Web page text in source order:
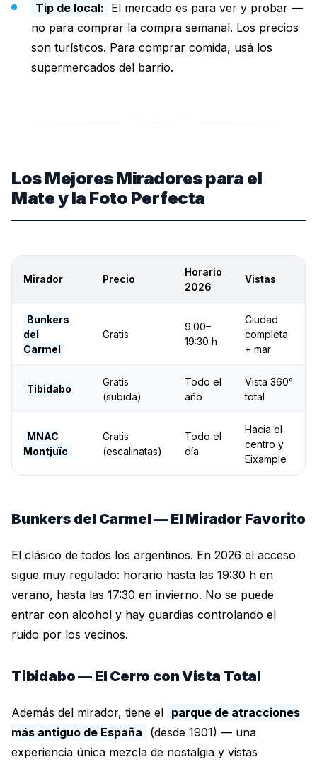
Tip de local: El mercado es para ver y probar —
no para comprar la compra semanal. Los precios
son turísticos. Para comprar comida, usá los
supermercados del barrio.
Los Mejores Miradores para el
Mate y la Foto Perfecta
Mirador Precio
Horario
2026
Vistas
Bunkers
del
Carmel
Gratis
9:00–
19:30 h
Ciudad
completa
+ mar
Tibidabo
Gratis
(subida)
Todo el
año
Vista 360°
total
MNAC
Montjuïc
Gratis
(escalinatas)
Todo el
día
Hacia el
centro y
Eixample
Bunkers del Carmel — El Mirador Favorito
El clásico de todos los argentinos. En 2026 el acceso
sigue muy regulado: horario hasta las 19:30 h en
verano, hasta las 17:30 en invierno. No se puede
entrar con alcohol y hay guardias controlando el
ruido por los vecinos.
Tibidabo — El Cerro con Vista Total
Además del mirador, tiene el parque de atracciones
más antiguo de España
(desde 1901) — una
experiencia única mezcla de nostalgia y vistas